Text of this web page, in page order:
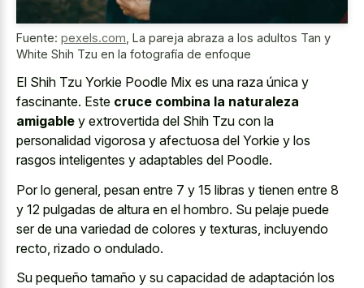
Fuente: pexels.com La pareja abraza a los adultos Tan y
White Shih Tzu en la fotografía de enfoque
El Shih Tzu Yorkie Poodle Mix es una raza única y
fascinante. Este cruce combina la naturaleza
amigable y extrovertida del Shih Tzu con la
personalidad vigorosa y afectuosa del Yorkie y los
rasgos inteligentes y adaptables del Poodle.
Por lo general, pesan entre 7 y 15 libras y tienen entre 8
y 12 pulgadas de altura en el hombro. Su pelaje puede
ser de una variedad de colores y texturas, incluyendo
recto, rizado o ondulado.
Su pequeño tamaño y su capacidad de adaptación los